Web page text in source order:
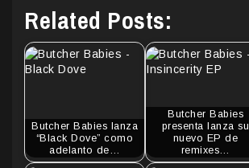
Related Posts:
Butcher Babies lanza
“Black Dove” como
adelanto de…
Butcher Babies
presenta lanza su
nuevo EP de
remixes…